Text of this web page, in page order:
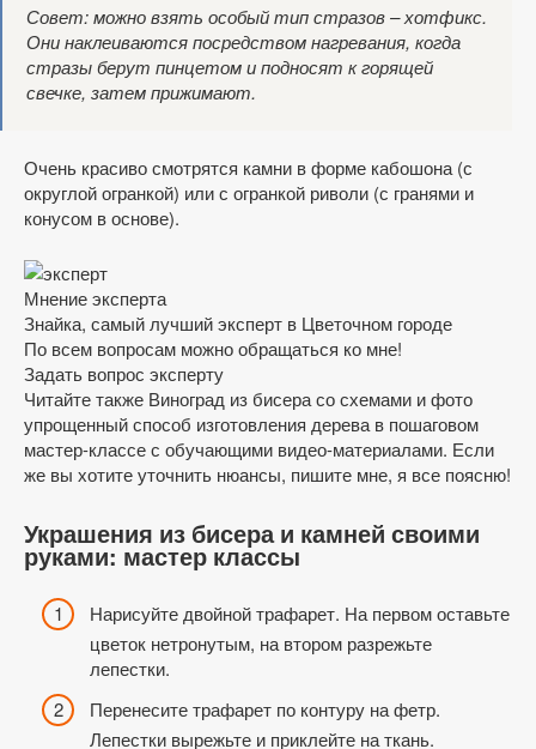
Совет: можно взять особый тип стразов – хотфикс.
Они наклеиваются посредством нагревания, когда
стразы берут пинцетом и подносят к горящей
свечке, затем прижимают.
Очень красиво смотрятся камни в форме кабошона (с
округлой огранкой) или с огранкой риволи (с гранями и
конусом в основе).
Мнение эксперта
Знайка, самый лучший эксперт в Цветочном городе
По всем вопросам можно обращаться ко мне!
Задать вопрос эксперту
Читайте также Виноград из бисера со схемами и фото
упрощенный способ изготовления дерева в пошаговом
мастер-классе с обучающими видео-материалами. Если
же вы хотите уточнить нюансы, пишите мне, я все поясню!
Украшения из бисера и камней своими
руками: мастер классы
Нарисуйте двойной трафарет. На первом оставьте
цветок нетронутым, на втором разрежьте
лепестки.
Перенесите трафарет по контуру на фетр.
Лепестки вырежьте и приклейте на ткань.